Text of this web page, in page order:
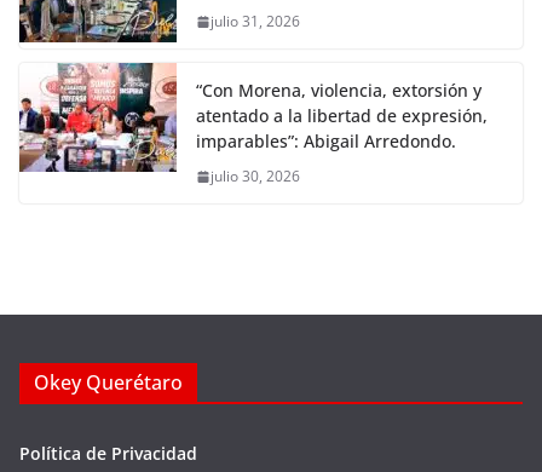
julio 31, 2026
“Con Morena, violencia, extorsión y
atentado a la libertad de expresión,
imparables”: Abigail Arredondo.
julio 30, 2026
Okey Querétaro
Política de Privacidad